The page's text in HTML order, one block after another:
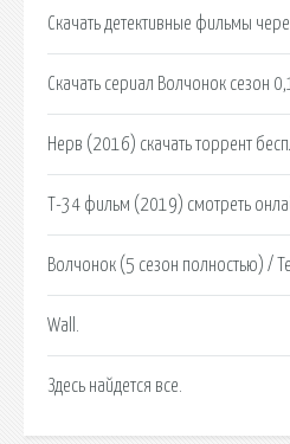
Скачать детективные фильмы
Скачать сериал Волчонок сезон
Нерв (2016) скачать торрент
Т-34 фильм (2019) смотреть
Волчонок (5 сезон полностью) /
Wall.
Здесь найдется все.